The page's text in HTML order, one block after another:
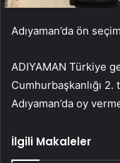
Adıyaman’da ön
ADIYAMAN Türkiye
Cumhurbaşkanlığı
Adıyaman’da oy
İlgili Makaleler